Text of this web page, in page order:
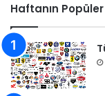
Haftanın